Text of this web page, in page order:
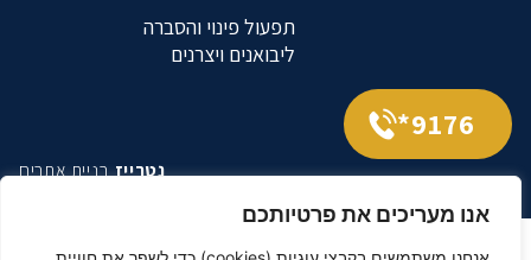
אנו מעריכים את פרטיותכם
תפעול פינוי והסברה
ליבואנים ויצרנים
9176*
נטרייזבניית אתרים